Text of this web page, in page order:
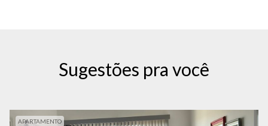
Sugestões pra você
APARTAMENTO